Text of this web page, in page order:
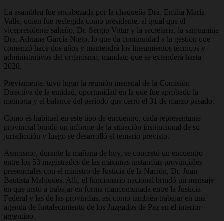
La asamblea fue encabezada por la chaqueña Dra. Emilia María
Valle, quien fue reelegida como presidente, al igual que el
vicepresidente salteño, Dr. Sergio Vittar y la secretaria, la sanjuanina
Dra. Adriana García Nieto, lo que da continuidad a la gestión que
comenzó hace dos años y mantendrá los lineamientos técnicos y
administrativos del organismo, mandato que se extenderá hasta
2028.
Previamente, tuvo lugar la reunión mensual de la Comisión
Directiva de la entidad, oportunidad en la que fue aprobado la
memoria y el balance del período que cerró el 31 de marzo pasado.
Como es habitual en este tipo de encuentro, cada representante
provincial brindó un informe de la situación institucional de su
jurisdicción y luego se desarrolló el temario previsto.
Asimismo, durante la mañana de hoy, se concretó un encuentro
entre los 53 magistrados de las máximas instancias provinciales
presenciales con el ministro de Justicia de la Nación, Dr. Juan
Bautista Mahiques. Allí, el funcionario nacional brindó un mensaje
en que instó a trabajar en forma mancomunada entre la Justicia
Federal y las de las provincias, así como también trabajar en una
agenda de fortalecimiento de los Juzgados de Paz en el interior
argentino.